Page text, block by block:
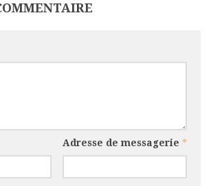
Adresse de messagerie *